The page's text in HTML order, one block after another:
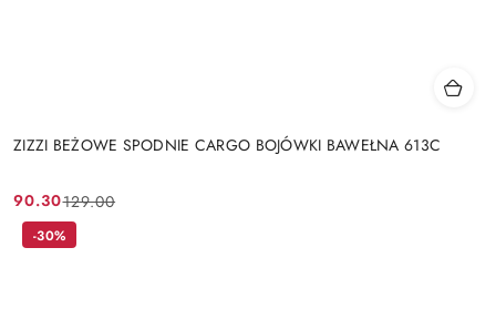
ZIZZI BEŻOWE SPODNIE CARGO BOJÓWKI BAWEŁNA 613C
Cena
promocyjna:
90.30
Cena
przed
129.00
-30%